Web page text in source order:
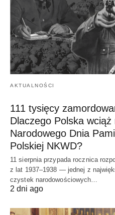
AKTUALNOŚCI
111 tysięcy
Dlaczego Polska wciąż
Narodowego Dnia
Polskiej NKWD?
11 sierpnia przypada rocznica
z lat 1937–1938 — jednej z
czystek narodowościowych…
2 dni ago